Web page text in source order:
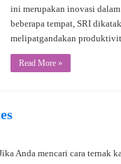
ini merupakan inovasi
beberapa tempat, SRI
melipatgandakan
Read More »
Anda mencari cara ternak